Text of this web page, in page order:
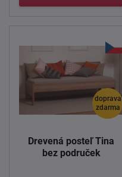
doprava
zdarma
Drevená posteľ Tina
bez područek